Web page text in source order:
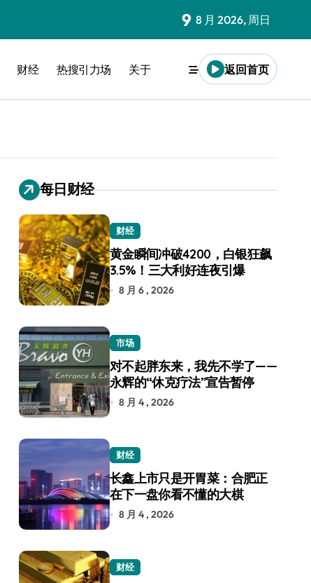
9 8 月 2026, 周日
财经 热搜引力场 关于 返回首页
每日财经
财经
黄金瞬间冲破4200，白银狂飙
3.5%！三大利好连夜引爆
8 月 6 , 2026
市场
对不起胖东来，我先不学了——
永辉的“休克疗法”宣告暂停
8 月 4 , 2026
财经
长鑫上市只是开胃菜：合肥正
在下一盘你看不懂的大棋
8 月 4 , 2026
财经